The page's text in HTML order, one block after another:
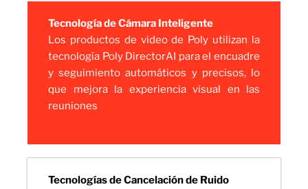
Tecnología de Cámara Inteligente
Los productos de video de Poly utilizan la
tecnología Poly DirectorAI para el encuadre
y seguimiento automáticos y precisos, lo
que mejora la experiencia visual en las
reuniones
Tecnologías de Cancelación de Ruido